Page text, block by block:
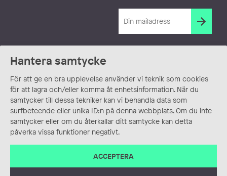
Hantera samtycke
För att ge en bra upplevelse använder vi teknik som cookies
för att lagra och/eller komma åt enhetsinformation. När du
samtycker till dessa tekniker kan vi behandla data som
surfbeteende eller unika ID:n på denna webbplats. Om du inte
samtycker eller om du återkallar ditt samtycke kan detta
påverka vissa funktioner negativt.
ACCEPTERA